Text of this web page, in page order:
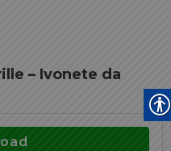
– Ivonete da